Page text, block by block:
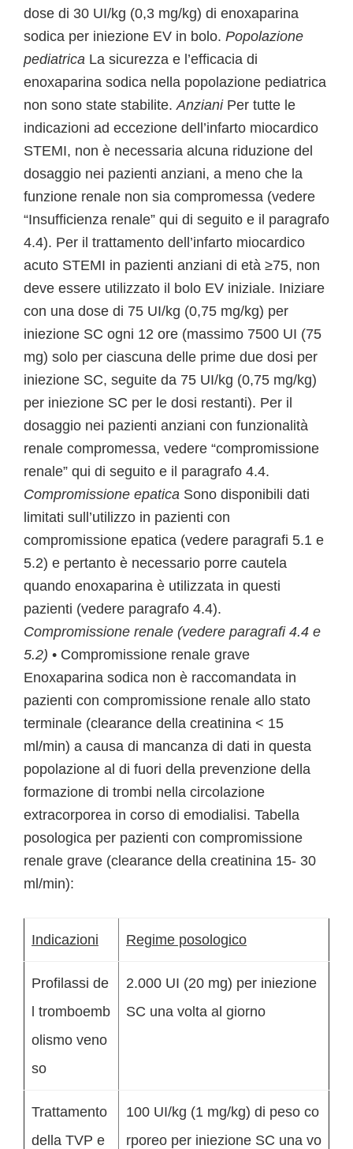
dose di 30 UI/kg (0,3 mg/kg) di enoxaparina
sodica per iniezione EV in bolo. Popolazione
pediatrica La sicurezza e l’efficacia di
enoxaparina sodica nella popolazione pediatrica
non sono state stabilite.AnzianiPer tutte le
indicazioni ad eccezione dell’infarto miocardico
STEMI, non è necessaria alcuna riduzione del
dosaggio nei pazienti anziani, a meno che la
funzione renale non sia compromessa (vedere
“Insufficienza renale” qui di seguito e il paragrafo
4.4). Per il trattamento dell’infarto miocardico
acuto STEMI in pazienti anziani di età ≥75, non
deve essere utilizzato il bolo EV iniziale. Iniziare
con una dose di 75 UI/kg (0,75 mg/kg) per
iniezione SC ogni 12 ore (massimo 7500 UI (75
mg) solo per ciascuna delle prime due dosi per
iniezione SC, seguite da 75 UI/kg (0,75 mg/kg)
per iniezione SC per le dosi restanti). Per il
dosaggio nei pazienti anziani con funzionalità
renale compromessa, vedere “compromissione
renale” qui di seguito e il paragrafo 4.4.
Compromissione epatica Sono disponibili dati
limitati sull’utilizzo in pazienti con
compromissione epatica (vedere paragrafi 5.1 e
5.2) e pertanto è necessario porre cautela
quando enoxaparina è utilizzata in questi
pazienti (vedere paragrafo 4.4).
Compromissione renale (vedere paragrafi 4.4 e
5.2) • Compromissione renale grave
Enoxaparina sodica non è raccomandata in
pazienti con compromissione renale allo stato
terminale (clearance della creatinina < 15
ml/min) a causa di mancanza di dati in questa
popolazione al di fuori della prevenzione della
formazione di trombi nella circolazione
extracorporea in corso di emodialisi. Tabella
posologica per pazienti con compromissione
renale grave (clearance della creatinina 15- 30
ml/min):
Indicazioni Regime posologico
Profilassi de
l tromboemb
olismo veno
so
2.000 UI (20 mg) per iniezione
SC una volta al giorno
Trattamento
della TVP e
100 UI/kg (1 mg/kg) di peso co
rporeo per iniezione SC una vo